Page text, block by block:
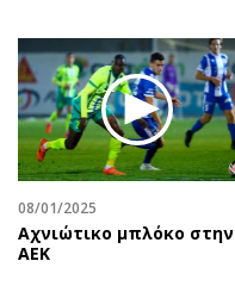
08/01/2025
Αχνιώτικο μπλόκο στην
ΑΕΚ